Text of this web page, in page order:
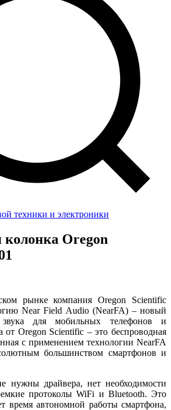
техники и электроники
колонка Oregon
рынке компания Oregon Scientific
Near Field Audio (NearFA) – новый
звука для мобильных телефонов и
Oregon Scientific – это беспроводная
с применением технологии NearFA
большинством смартфонов и
нужны драйвера, нет необходимости
протоколы WiFi и Bluetooth. Это
время автономной работы смартфона,